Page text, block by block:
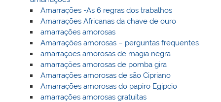
Amarrações -As 6 regras dos trabalhos
Amarrações Africanas da chave de ouro
amarrações amorosas
Amarrações amorosas – perguntas frequentes
amarrações amorosas de magia negra
amarrações amorosas de pomba gira
Amarrações amorosas de são Cipriano
Amarrações amorosas do papiro Egipcio
amarrações amorosas gratuitas